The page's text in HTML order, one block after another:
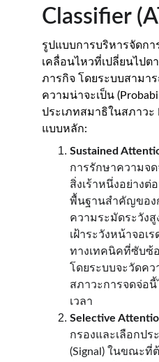
Classifier
รูปแบบการบริหารจัดก
เคลื่อนไหวที่เปลี่ยนไปต
ภารกิจ โดยระบบสามา
ความน่าจะเป็น
ประเภทสมาธิในสภาวะ
แบบหลัก:
Sustained
การรักษาความจ
สิ่งเร้าหนึ่งอย่างต่
พื้นฐานสำคัญของ
ความระมัดระวังสู
เฝ้าระวังหน้าจอเ
ทางเทคนิคที่ซับซ้
โดยระบบจะวัดค
สภาวะการจดจ่อ
เวลา
Selective
กรองและเลือกป
(Signal) ในขณะที่